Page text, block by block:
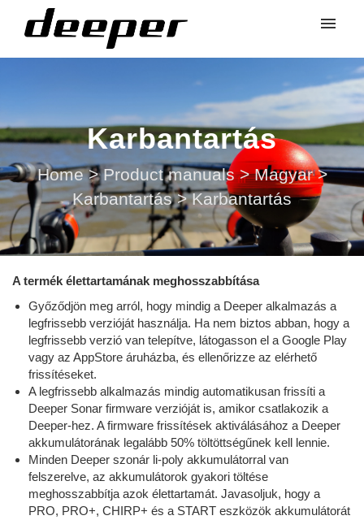
Karbantartás
Home > Product manuals > Magyar >
Karbantartás > Karbantartás
A termék élettartamának meghosszabbítása
Győződjön meg arról, hogy mindig a Deeper alkalmazás a
legfrissebb verzióját használja. Ha nem biztos abban, hogy a
legfrissebb verzió van telepítve, látogasson el a Google Play
vagy az AppStore áruházba, és ellenőrizze az elérhető
frissítéseket.
A legfrissebb alkalmazás mindig automatikusan frissíti a
Deeper Sonar firmware verzióját is, amikor csatlakozik a
Deeper-hez. A firmware frissítések aktiválásához a Deeper
akkumulátorának legalább 50% töltöttségűnek kell lennie.
Minden Deeper szonár li-poly akkumulátorral van
felszerelve, az akkumulátorok gyakori töltése
meghosszabbítja azok élettartamát. Javasoljuk, hogy a
PRO, PRO+, CHIRP+ és a START eszközök akkumulátorát